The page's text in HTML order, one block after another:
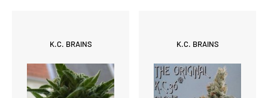
K.C. BRAINS K.C. BRAINS